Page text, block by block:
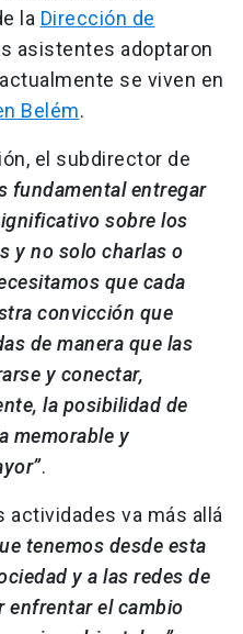
la Dirección de
asistentes adoptaron
se viven en
Belém.
el subdirector de
fundamental entregar
sobre los
y no solo charlas o
que cada
convicción que
de manera que las
y conectar,
la posibilidad de
memorable y
.
actividades va más allá
tenemos desde esta
y a las redes de
enfrentar el cambio